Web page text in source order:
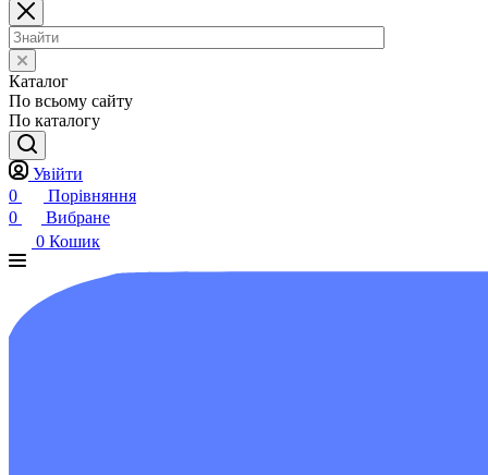
Каталог
По всьому сайту
По каталогу
Увійти
0
Порівняння
0
Вибране
0 Кошик